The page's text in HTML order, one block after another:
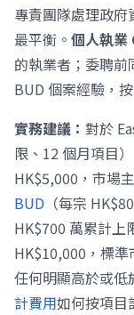
專責團隊處理政
最平衡。 個人執業
的執業者；委聘
BUD 個案經驗，
實務建議： 對於
限、12 個月項目
HK$5,000，市場
BUD （每宗
HK$700 萬累計上
HK$10,000，標準
任何明顯高於或低
計費用如何按項目